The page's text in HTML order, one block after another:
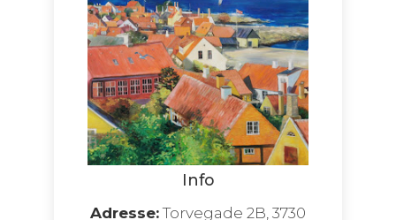
Info
Adresse:Torvegade 2B, 3730